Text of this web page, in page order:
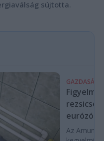
sújtotta.
GAZDASÁG
Az Amundi